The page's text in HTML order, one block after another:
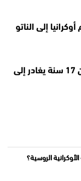
إلى الناتو
المنتخب الوطني لأقل من 17 سنة يغادر إلى
الروسية؟